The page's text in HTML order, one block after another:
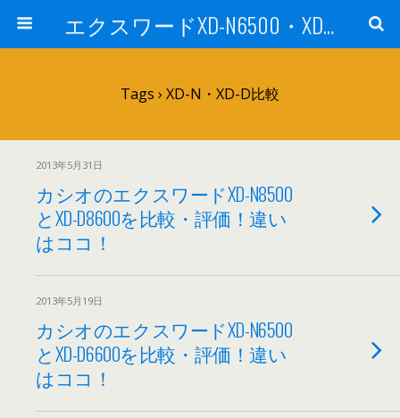
エクスワードXD-N6500・XD-N8500を他機種と比較・評価！ 社会人・大学生に
Tags › XD-N・XD-D比較
2013年5月31日
カシオのエクスワードXD-N8500
とXD-D8600を比較・評価！違い
はココ！
2013年5月19日
カシオのエクスワードXD-N6500
とXD-D6600を比較・評価！違い
はココ！